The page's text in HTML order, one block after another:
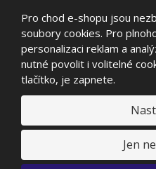
Pro chod e-shopu jsou
soubory cookies. Pro
personalizaci reklam a
nutné povolit i volitelné
tlačítko, je zapnete.
Jen
Prohlášení o přístupnosti|
Všeobecné obchodní podmínky
Odstoupení od smlouvy